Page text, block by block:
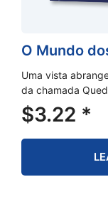
O Mundo
Uma vista
da chamada
$3.22 *